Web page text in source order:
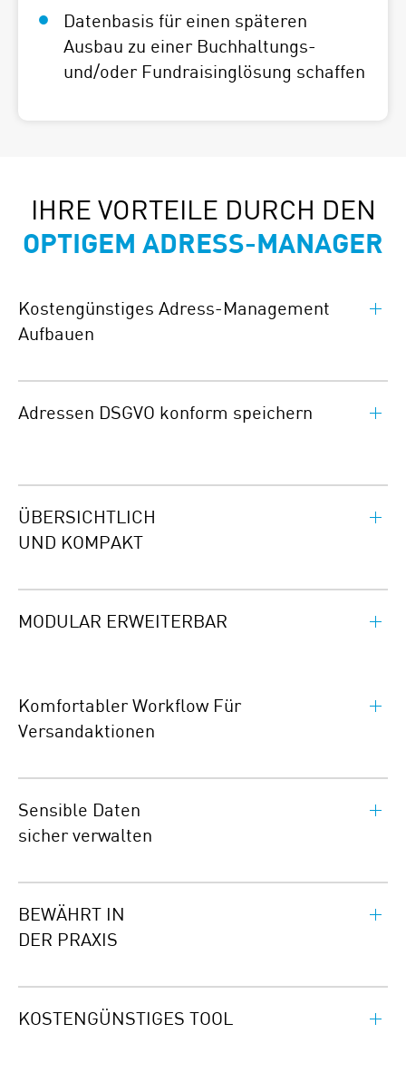
Datenbasis für einen späteren
Ausbau zu einer Buchhaltungs-
und/oder Fundraisinglösung schaffen
IHRE VORTEILE DURCH DEN
OPTIGEM ADRESS-MANAGER
Kostengünstiges Adress-Management
Aufbauen
Adressen DSGVO konform speichern
ÜBERSICHTLICH
UND KOMPAKT
MODULAR ERWEITERBAR
Komfortabler Workflow Für
Versandaktionen
Sensible Daten
sicher verwalten
BEWÄHRT IN
DER PRAXIS
KOSTENGÜNSTIGES TOOL